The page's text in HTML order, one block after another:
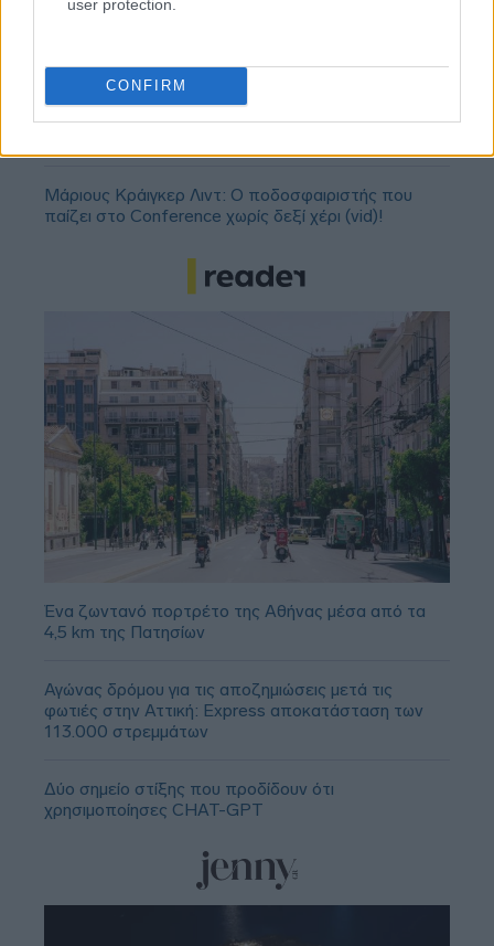
user protection.
CONFIRM
ΣΕΦ: Επαναπροκηρύσσεται η ενεργειακή
Τζέφρι Μονκαντά: Ποιος είναι ο «εγκέφαλος» που
Μάριους Κράιγκερ Λιντ: Ο ποδοσφαιριστής που
παίζει στο Conference χωρίς δεξί χέρι (vid)!
Ένα ζωντανό πορτρέτο της Αθήνας μέσα από τα
4,5 km της Πατησίων
Αγώνας δρόμου για τις αποζημιώσεις μετά τις
φωτιές στην Αττική: Express αποκατάσταση των
113.000 στρεμμάτων
Δύο σημείο στίξης που προδίδουν ότι
χρησιμοποίησες CHAT-GPT